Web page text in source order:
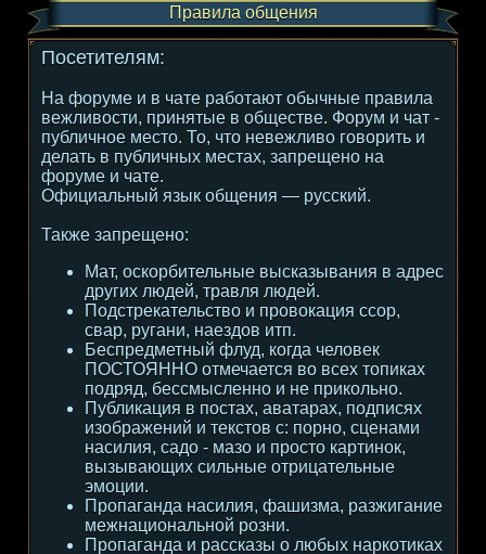
Правила общения
Посетителям:
На форуме и в чате работают обычные правила
вежливости, принятые в обществе. Форум и чат -
публичное место. То, что невежливо говорить и
делать в публичных местах, запрещено на
форуме и чате.
Официальный язык общения — русский.
Также запрещено:
Мат, оскорбительные высказывания в адрес
других людей, травля людей.
Подстрекательство и провокация ссор,
свар, ругани, наездов итп.
Беспредметный флуд, когда человек
ПОСТОЯННО отмечается во всех топиках
подряд, бессмысленно и не прикольно.
Публикация в постах, аватарах, подписях
изображений и текстов с: порно, сценами
насилия, садо - мазо и просто картинок,
вызывающих сильные отрицательные
эмоции.
Пропаганда насилия, фашизма, разжигание
межнациональной розни.
Пропаганда и рассказы о любых наркотиках